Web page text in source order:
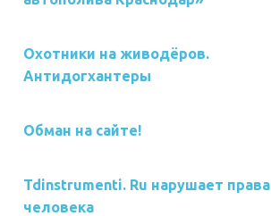
Охотники на живодёров.
Антидогхантеры
Обман на сайте!
Tdinstrumenti. Ru нарушает права
человека